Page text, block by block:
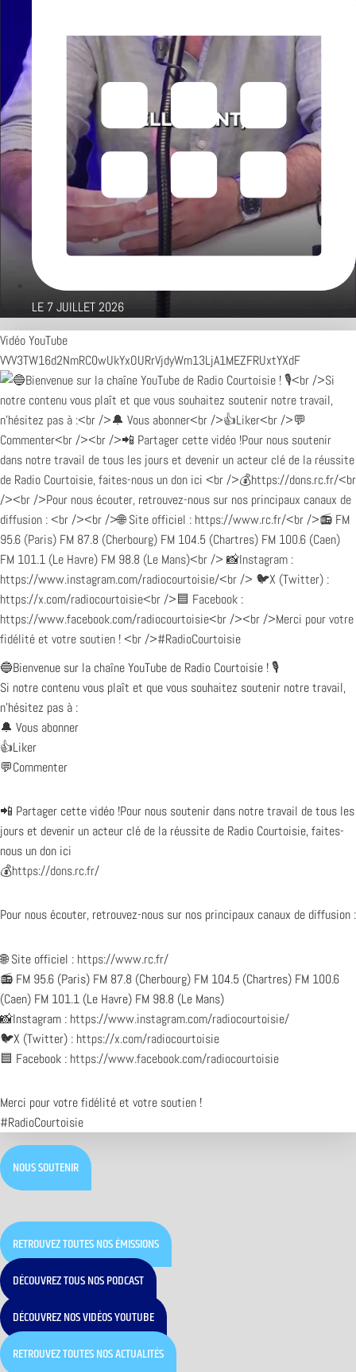
LE 7 JUILLET 2026
Vidéo YouTube
VVV3TW16d2NmRC0wUkYxOURrVjdyWm13LjA1MEZFRUxtYXdF
🔵Bienvenue sur la chaîne YouTube de Radio Courtoisie ! 🎙️
Si notre contenu vous plaît et que vous souhaitez soutenir notre travail,
n’hésitez pas à :
🔔 Vous abonner
👍Liker
💬Commenter
📲 Partager cette vidéo !Pour nous soutenir dans notre travail de tous les
jours et devenir un acteur clé de la réussite de Radio Courtoisie, faites-
nous un don ici
💰https://dons.rc.fr/
Pour nous écouter, retrouvez-nous sur nos principaux canaux de diffusion :
🌐 Site officiel : https://www.rc.fr/
📻 FM 95.6 (Paris) FM 87.8 (Cherbourg) FM 104.5 (Chartres) FM 100.6
(Caen) FM 101.1 (Le Havre) FM 98.8 (Le Mans)
📸Instagram : https://www.instagram.com/radiocourtoisie/
🐦X (Twitter) : https://x.com/radiocourtoisie
🟦 Facebook : https://www.facebook.com/radiocourtoisie
Merci pour votre fidélité et votre soutien !
#RadioCourtoisie
NOUS SOUTENIR
RETROUVEZ TOUTES NOS ÉMISSIONS
DÉCOUVREZ TOUS NOS PODCAST
DÉCOUVREZ NOS VIDÉOS YOUTUBE
RETROUVEZ TOUTES NOS ACTUALITÉS